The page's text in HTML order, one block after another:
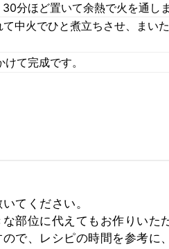
分ほど置いて余熱で火を通しま
中火でひと煮立ちさせ、まい
て完成です。
てください。
部位に代えてもお作りいた
で、レシピの時間を参考に